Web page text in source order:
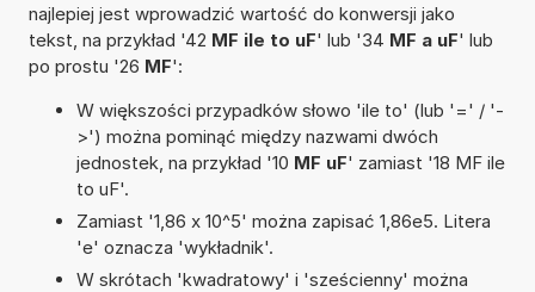
najlepiej jest wprowadzić wartość do konwersji jako
tekst, na przykład '42 MF ile to uF' lub '34 MF a uF' lub
po prostu '26 MF':
W większości przypadków słowo 'ile to' (lub '=' / '-
>') można pominąć między nazwami dwóch
jednostek, na przykład '10 MF uF' zamiast '18 MF ile
to uF'.
Zamiast '1,86 x 10^5' można zapisać 1,86e5. Litera
'e' oznacza 'wykładnik'.
W skrótach 'kwadratowy' i 'sześcienny' można